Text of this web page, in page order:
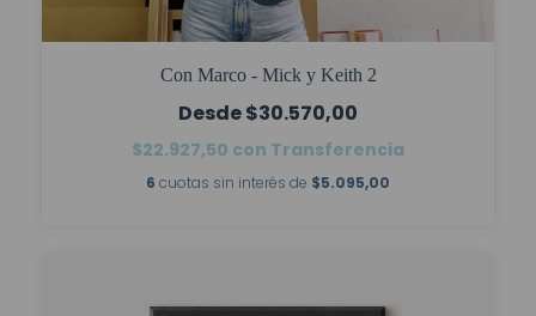
Con Marco - Mick y Keith 2
$30.570,00
$22.927,50 con Transferencia
6 cuotas sin interés de $5.095,00